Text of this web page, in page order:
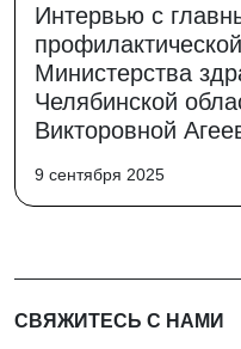
Интервью с
Министерства
Челябинской
Викторовной
9 сентября 2025
СВЯЖИТЕСЬ С НАМИ